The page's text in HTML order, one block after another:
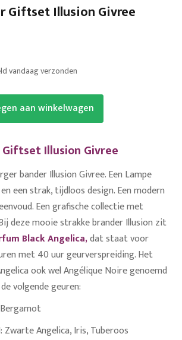
Giftset Illusion Givree
vandaag verzonden
aan winkelwagen
Illusion Givree
bander Illusion Givree. Een Lampe
een strak, tijdloos design. Een modern
Een grafische collectie met
deze mooie strakke brander Illusion zit
Black Angelica,dat staat voor
met 40 uur geurverspreiding. Het
ook wel Angélique Noire genoemd
volgende geuren:
Zwarte Angelica, Iris, Tuberoos